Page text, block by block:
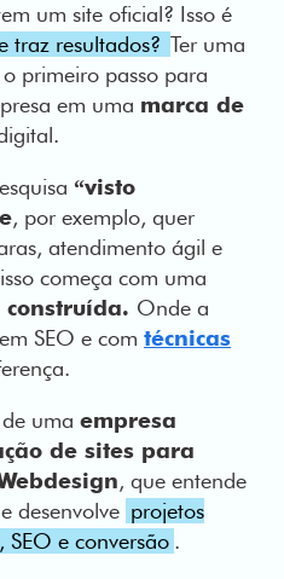
um site oficial? Isso é
traz resultados? Ter uma
primeiro passo para
em uma marca de
“visto
, por exemplo, quer
atendimento ágil e
começa com uma
Onde a
SEO e com técnicas
uma empresa
de sites para
, que entende
desenvolve projetos
e conversão .